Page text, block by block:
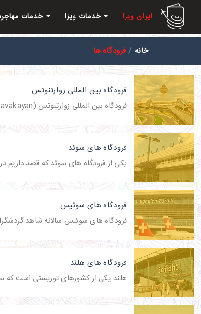
ایران ویزا
فرودگاه ها خانه
فرودگاه بین المللی زوارتنوتس
فرودگاه بین المللی زوارتنوتس (Zvart'nots' Mijazgayin Odanavakayan) یا فرودگاه ایروان
فرودگاه های سوئد
یکی از فرودگاه های سوئد که قصد داریم
فرودگاه های سوئیس
فرودگاه های سوئیس سالانه شاهد
فرودگاه های هلند
هلند یکی از کشورهای توریستی است که